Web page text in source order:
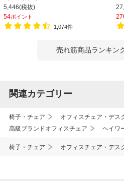
チェア 会議椅子 幅580×奥行580×高
さ835-930mm
5,446(税抜)
54ポイント
1,074件
ア
売れ筋商品ランキン
関連カテゴリー
椅子・チェア
オフィスチェア・デス
高級ブランドオフィスチェア
ヘイワ
椅子・チェア オフィスチェア・デス